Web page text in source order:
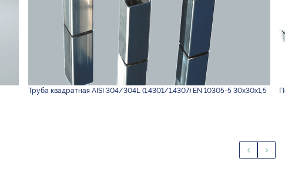
Труба квадратная AISI 304/304L (1.4301/1.4307) EN 10305-5 30х30х1,5